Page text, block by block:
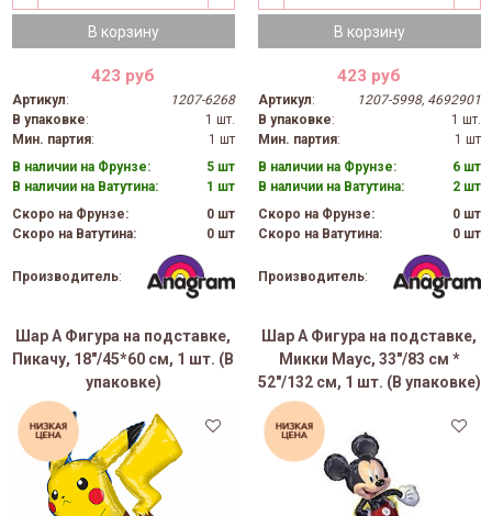
В корзину
423 руб
Артикул:
1207-6268
В упаковке:
1 шт.
Мин. партия:
1 шт
В наличии на Фрунзе:
5 шт
В наличии на Ватутина:
1 шт
Скоро на Фрунзе:
0 шт
Скоро на Ватутина:
0 шт
Производитель:
В корзину
423 руб
Артикул:
1207-5998, 4692901
В упаковке:
1 шт.
Мин. партия:
1 шт
В наличии на Фрунзе:
6 шт
В наличии на Ватутина:
2 шт
Скоро на Фрунзе:
0 шт
Скоро на Ватутина:
0 шт
Производитель:
Шар А Фигура на подставке,
Пикачу, 18"/45*60 см, 1 шт. (В
упаковке)
Шар А Фигура на подставке,
Микки Маус, 33"/83 см *
52"/132 см, 1 шт. (В упаковке)